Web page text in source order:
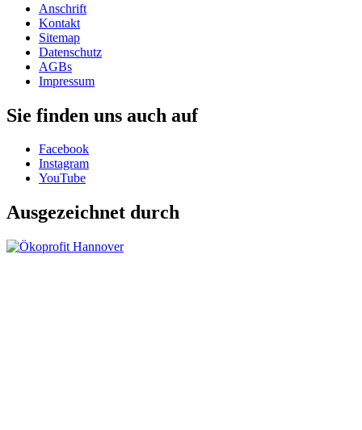
Anschrift
Kontakt
Sitemap
Datenschutz
AGBs
Impressum
Sie finden uns auch auf
Facebook
Instagram
YouTube
Ausgezeichnet durch